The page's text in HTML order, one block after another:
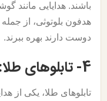
باشند. هدایایی مانند
هدفون بلوتوثی، از
دوست دارند بهره ببرند.
4- تابلوهای طلا:
تابلوهای طلا، یکی از